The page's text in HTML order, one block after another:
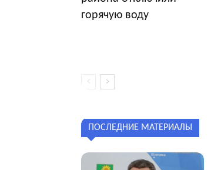
горячую воду
ПОСЛЕДНИЕ МАТЕРИАЛЫ